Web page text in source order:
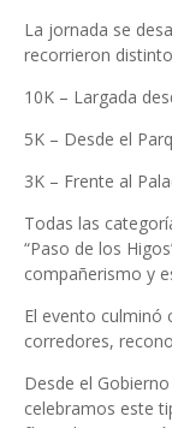
La jornada se
recorrieron
10K – Largada
5K – Desde el
3K – Frente al
Todas las
“Paso de los
compañerismo y
El evento culminó
corredores,
Desde el
celebramos este